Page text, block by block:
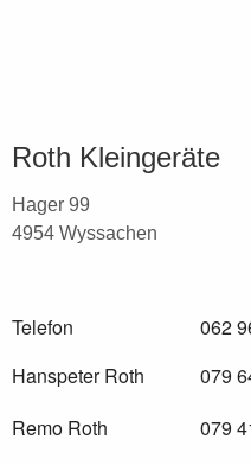
Roth Kleingeräte
Hager 99
4954 Wyssachen
Telefon
062
Hanspeter Roth
079
Remo Roth
079